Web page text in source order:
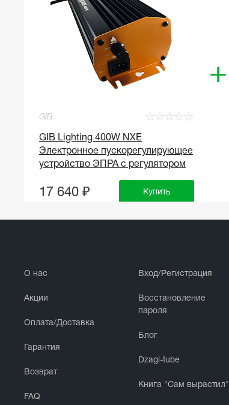
GIB ☆
☆
☆
☆
☆
GIB Lighting 400W NXE
Электронное пускорегулирующее
устройство ЭПРА с регулятором
17 640 ₽ Купить
+
О нас
Акции
Оплата/Доставка
Гарантия
Возврат
FAQ
Вход/Регистрация
Восстановление
пароля
Блог
Dzagi-tube
Книга "Сам вырастил"